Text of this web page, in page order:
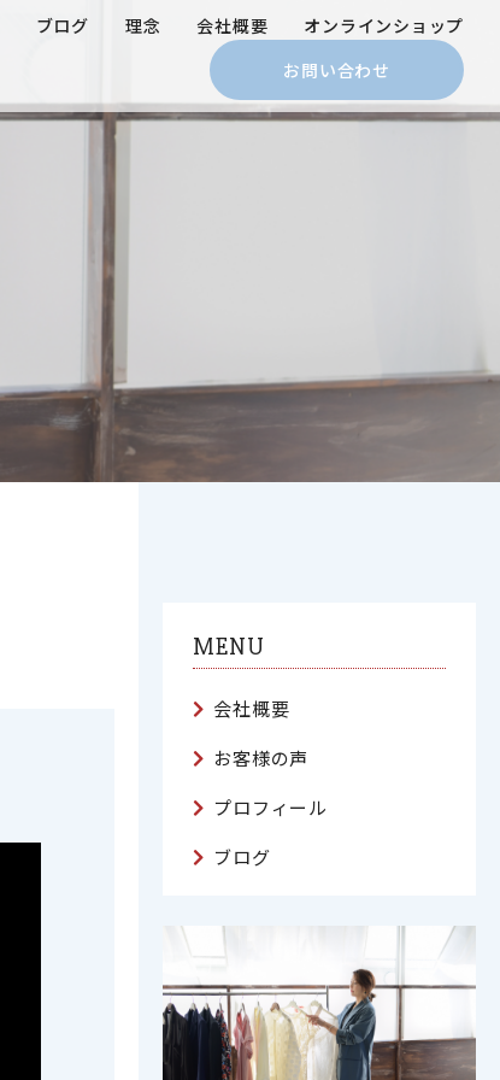
ブログ 理念 会社概要
オンラインショップ
お問い合わせ
MENU
会社概要
お客様の声
プロフィール
ブログ